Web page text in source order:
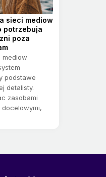
sieci mediow
potrzebuja
poza
mediow
podstawe
detalisty.
zasobami
docelowymi,